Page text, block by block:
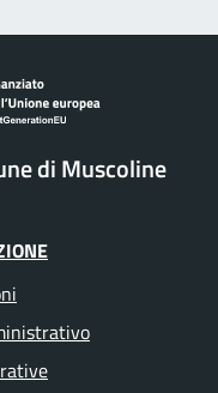
di Muscoline